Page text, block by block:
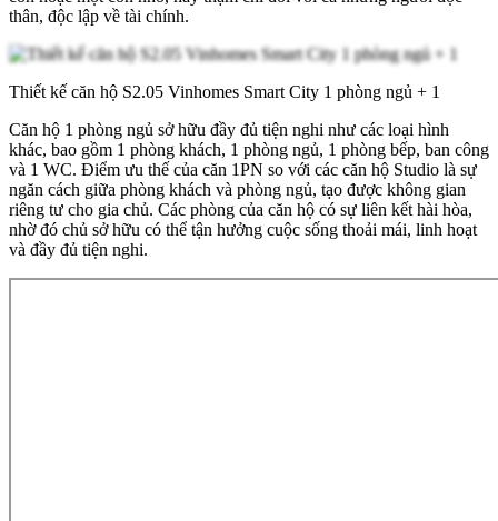
thân, độc lập về tài chính.
Thiết kế căn hộ S2.05 Vinhomes Smart City 1 phòng ngủ + 1
Căn hộ 1 phòng ngủ sở hữu đầy đủ tiện nghi như các loại hình
khác, bao gồm 1 phòng khách, 1 phòng ngủ, 1 phòng bếp, ban công
và 1 WC. Điểm ưu thế của căn 1PN so với các căn hộ Studio là sự
ngăn cách giữa phòng khách và phòng ngủ, tạo được không gian
riêng tư cho gia chủ. Các phòng của căn hộ có sự liên kết hài hòa,
nhờ đó chủ sở hữu có thể tận hưởng cuộc sống thoải mái, linh hoạt
và đầy đủ tiện nghi.